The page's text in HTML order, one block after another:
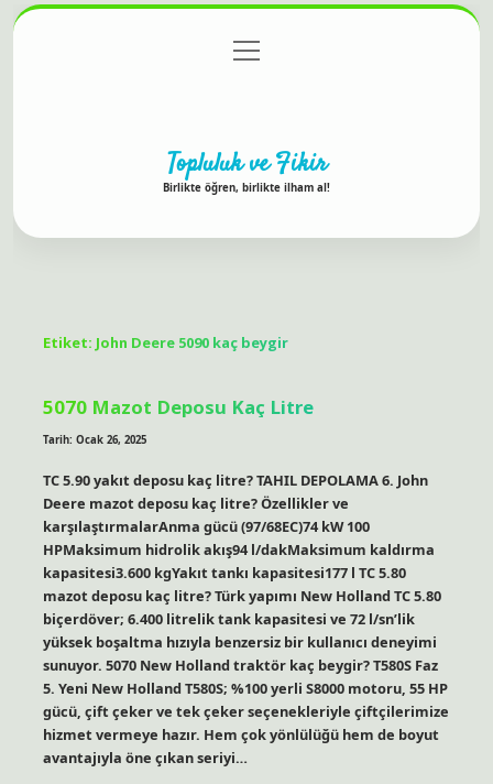
Gizlilik Politikası
menüyü
aç
Topluluk ve Fikir
Birlikte öğren, birlikte ilham al!
Etiket: John Deere 5090 kaç beygir
5070 Mazot Deposu Kaç Litre
Tarih: Ocak 26, 2025
TC 5.90 yakıt deposu kaç litre? TAHIL DEPOLAMA 6. John
Deere mazot deposu kaç litre? Özellikler ve
karşılaştırmalarAnma gücü (97/68EC)74 kW 100
HPMaksimum hidrolik akış94 l/dakMaksimum kaldırma
kapasitesi3.600 kgYakıt tankı kapasitesi177 l TC 5.80
mazot deposu kaç litre? Türk yapımı New Holland TC 5.80
biçerdöver; 6.400 litrelik tank kapasitesi ve 72 l/sn’lik
yüksek boşaltma hızıyla benzersiz bir kullanıcı deneyimi
sunuyor. 5070 New Holland traktör kaç beygir? T580S Faz
5. Yeni New Holland T580S; %100 yerli S8000 motoru, 55 HP
gücü, çift çeker ve tek çeker seçenekleriyle çiftçilerimize
hizmet vermeye hazır. Hem çok yönlülüğü hem de boyut
avantajıyla öne çıkan seriyi…